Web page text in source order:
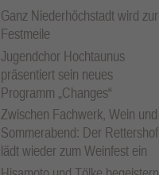
Ganz Niederhöchstadt wird zur
Festmeile
Jugendchor Hochtaunus
präsentiert sein neues
Programm „Changes“
Zwischen Fachwerk, Wein und
Sommerabend: Der Rettershof
lädt wieder zum Weinfest ein